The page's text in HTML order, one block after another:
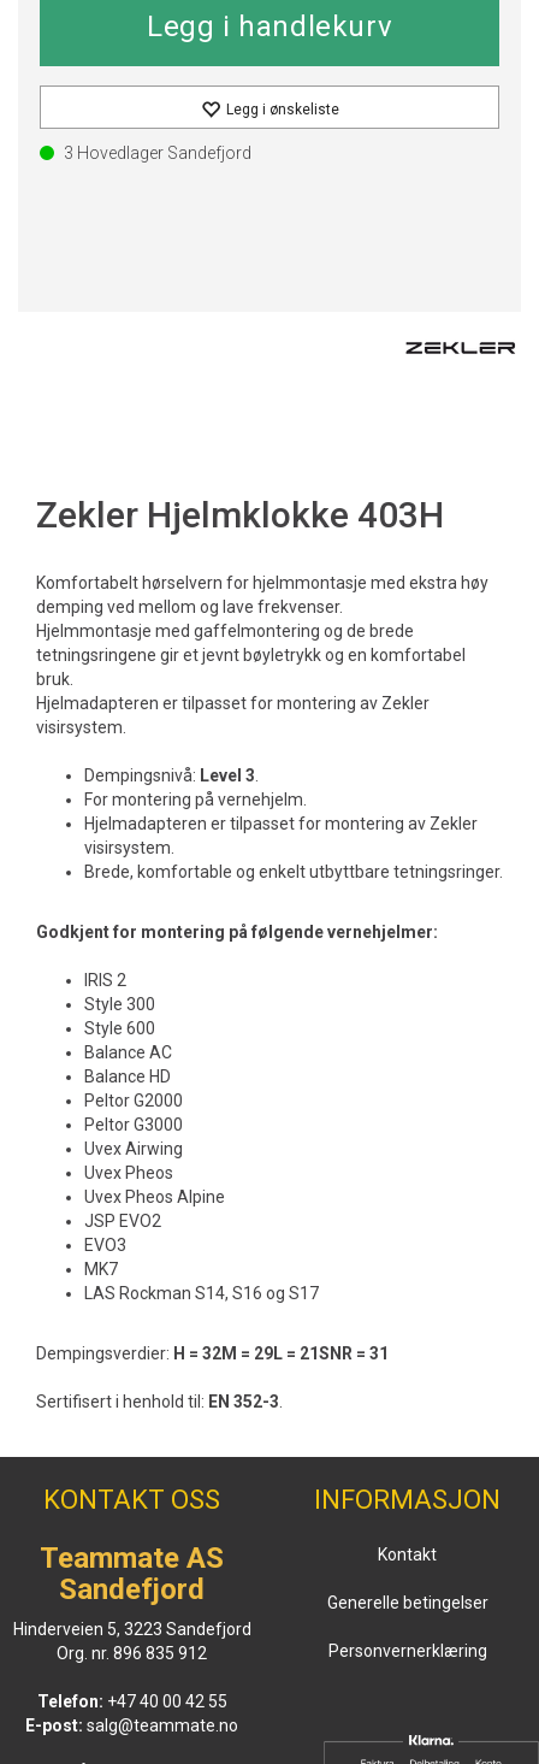
Legg i ønskeliste
3 Hovedlager Sandefjord
Zekler Hjelmklokke 403H
Komfortabelt hørselvern for hjelmmontasje med ekstra høy
demping ved mellom og lave frekvenser.
Hjelmmontasje med gaffelmontering og de brede
tetningsringene gir et jevnt bøyletrykk og en komfortabel
bruk.
Hjelmadapteren er tilpasset for montering av Zekler
visirsystem.
Dempingsnivå: Level 3
For montering på vernehjelm.
Hjelmadapteren er tilpasset for montering av Zekler
visirsystem.
Brede, komfortable og enkelt utbyttbare tetningsringer.
Godkjent for montering på følgende vernehjelmer:
IRIS 2
Style 300
Style 600
Balance AC
Balance HD
Peltor G2000
Peltor G3000
Uvex Airwing
Uvex Pheos
Uvex Pheos Alpine
JSP EVO2
EVO3
MK7
LAS Rockman S14, S16 og S17
Dempingsverdier: H = 32M = 29L = 21SNR = 31
Sertifisert i henhold til: EN 352-3
KONTAKT OSS
Teammate AS
Sandefjord
Hinderveien 5, 3223 Sandefjord
Org. nr. 896 835 912
Telefon: +47 40 00 42 55
E-post: salg@teammate.no
INFORMASJON
Kontakt
Generelle betingelser
Personvernerklæring